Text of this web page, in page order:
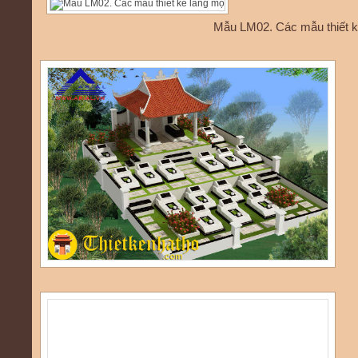
Mẫu LM02. Các mẫu thiết